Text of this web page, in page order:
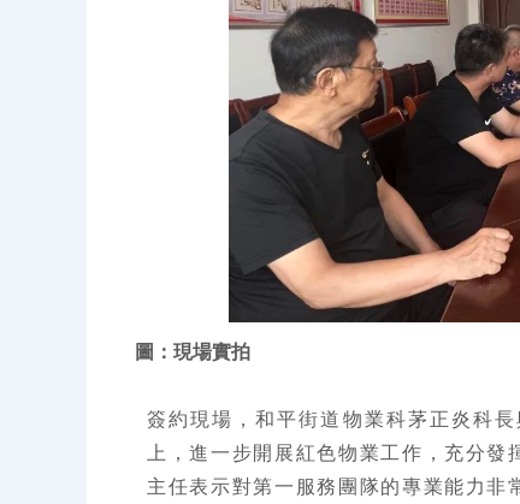
圖：現場實拍
簽約現場，和平街道物業科茅正炎科
上，進一步開展紅色物業工作，充分
主任表示對第一服務團隊的專業能力非